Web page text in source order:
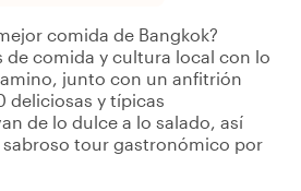
comida de Bangkok?
de comida y cultura local con lo
junto con un anfitrión
deliciosas y típicas
de lo dulce a lo salado, así
tour gastronómico por